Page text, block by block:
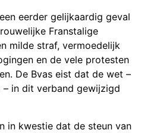
eerder gelijkaardig geval
Franstalige
milde straf, vermoedelijk
en de vele protesten
De Bvas eist dat de wet –
in dit verband gewijzigd
in kwestie dat de steun van